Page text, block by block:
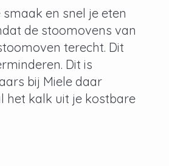
en snel je eten
de stoomovens van
terecht. Dit
Dit is
bij Miele daar
het kalk uit je kostbare